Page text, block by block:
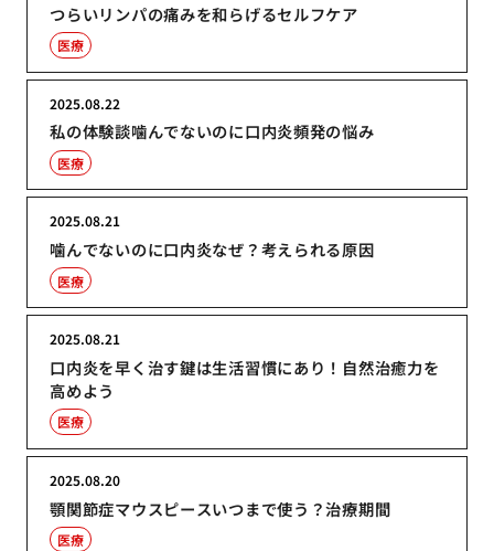
つらいリンパの痛みを和らげるセルフケア
医療
私の体験談噛んでないのに口内炎頻発の悩み
2025.08.22
医療
噛んでないのに口内炎なぜ？考えられる原因
2025.08.21
医療
口内炎を早く治す鍵は生活習慣にあり！自然治癒力を
高めよう
2025.08.21
医療
顎関節症マウスピースいつまで使う？治療期間
2025.08.20
医療